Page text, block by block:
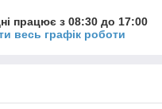
працює з 08:30 до 17:00
весь графік роботи